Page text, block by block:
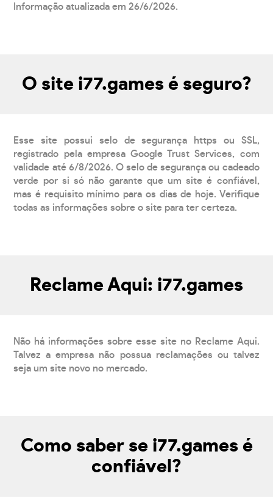
Informação atualizada em 26/6/2026.
O site i77.games é seguro?
Esse site possui selo de segurança https ou SSL,
registrado pela empresa Google Trust Services, com
validade até 6/8/2026. O selo de segurança ou cadeado
verde por si só não garante que um site é confiável,
mas é requisito mínimo para os dias de hoje. Verifique
todas as informações sobre o site para ter certeza.
Reclame Aqui: i77.games
Não há informações sobre esse site no Reclame Aqui.
Talvez a empresa não possua reclamações ou talvez
seja um site novo no mercado.
Como saber se i77.games é
confiável?